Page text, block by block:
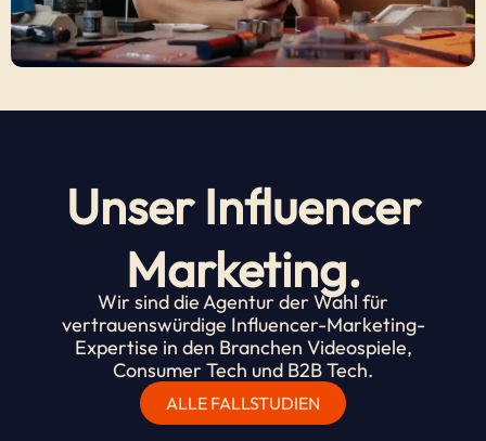
Unser Influencer
Marketing.
Wir sind die Agentur der Wahl für
vertrauenswürdige Influencer-Marketing-
Expertise in den Branchen Videospiele,
Consumer Tech und B2B Tech.
ALLE FALLSTUDIEN